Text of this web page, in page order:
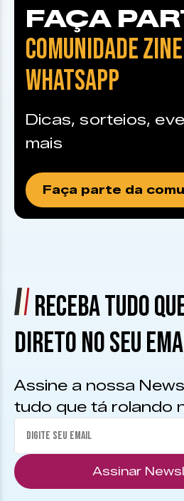
FAÇA
COMUNIDADE
WHATSAPP
Dicas, sorteios,
mais
Faça parte da
RECEBA TUDO
DIRETO NO SEU
Assine a nossa
tudo que tá rolando
Assinar